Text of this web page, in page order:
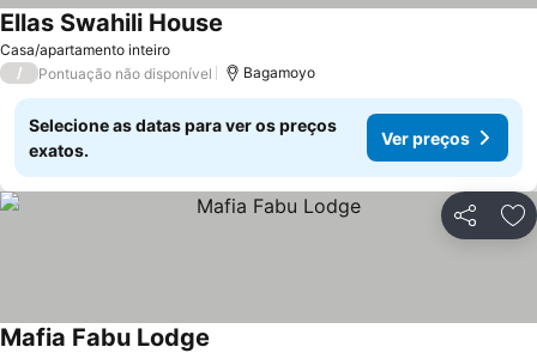
Casa/apartamento inteiro
Ellas Swahili House
/ Pontuação não disponível Bagamoyo
Selecione as datas para ver os preços
exatos.
Ver preços
Partilhar
Mafia Fabu Lodge